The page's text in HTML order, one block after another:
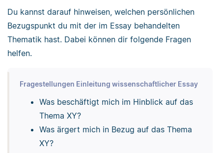
Du kannst darauf hinweisen, welchen persönlichen
Bezugspunkt du mit der im Essay behandelten
Thematik hast. Dabei können dir folgende Fragen
helfen.
Fragestellungen Einleitung wissenschaftlicher Essay
Was beschäftigt mich im Hinblick auf das
Thema XY?
Was ärgert mich in Bezug auf das Thema
XY?